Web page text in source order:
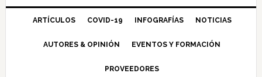
ARTÍCULOS COVID-19 INFOGRAFÍAS NOTICIAS
AUTORES & OPINIÓN EVENTOS Y FORMACIÓN
PROVEEDORES